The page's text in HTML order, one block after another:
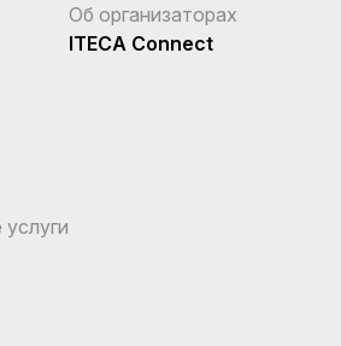
Об организаторах
ITECA Connect